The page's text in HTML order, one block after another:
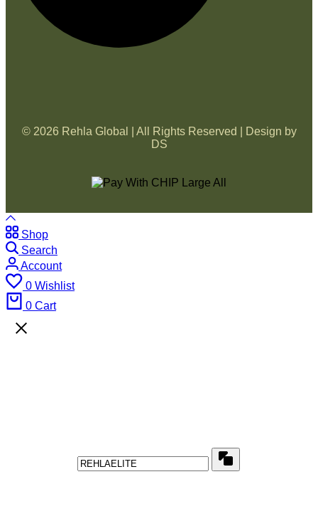
© 2026 Rehla Global | All Rights Reserved | Design by
DS
Shop
Search
Account
0 Wishlist
0 Cart